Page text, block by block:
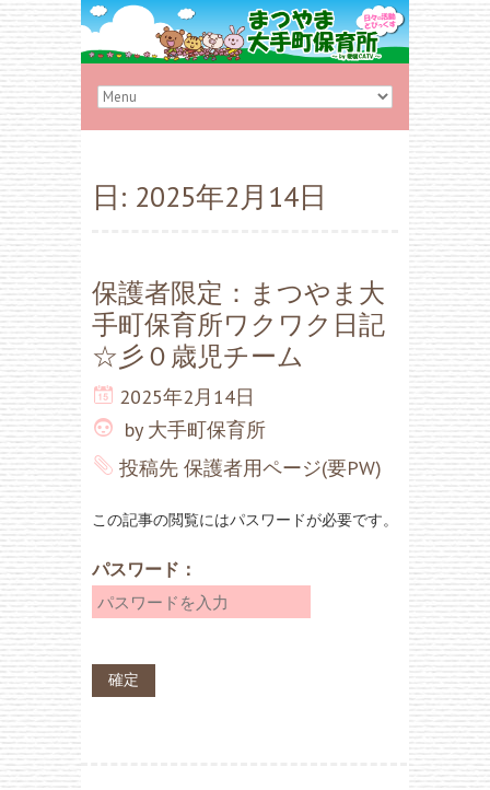
日: 2025年2月14日
保護者限定：まつやま大
手町保育所ワクワク日記
☆彡０歳児チーム
2025年2月14日
by 大手町保育所
投稿先 保護者用ページ(要PW)
この記事の閲覧にはパスワードが必要です。
パスワード：